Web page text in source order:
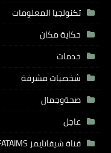
تكنولجيا المعلومات
حكاية مكان
خدمات
شخصيات مشرفة
صحةوجمال
عاجل
قناة شيفاتايمز TV / SHEFATAIMS